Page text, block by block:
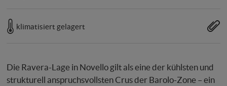
klimatisiert gelagert
Die Ravera-Lage in Novello gilt als eine der kühlsten und
strukturell anspruchsvollsten Crus der Barolo-Zone – ein